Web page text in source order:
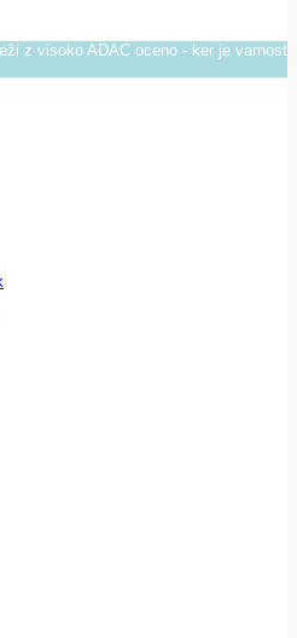
z visoko ADAC oceno - ker je varnost